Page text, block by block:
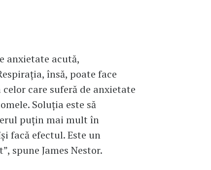
anxietate acută,
însă, poate face
care suferă de anxietate
Soluția este să
puțin mai mult în
facă efectul. Este un
spune James Nestor.